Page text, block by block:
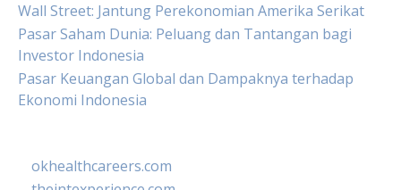
Wall Street: Jantung Perekonomian Amerika Serikat
Pasar Saham Dunia: Peluang dan Tantangan bagi
Investor Indonesia
Pasar Keuangan Global dan Dampaknya terhadap
Ekonomi Indonesia
okhealthcareers.com